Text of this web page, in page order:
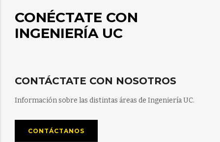
CONÉCTATE CON
INGENIERÍA UC
CONTÁCTATE CON NOSOTROS
Información sobre las distintas áreas de Ingeniería UC.
CONTÁCTANOS